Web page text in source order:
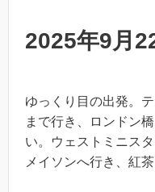
2025年9月
ゆっくり目の出発。
まで行き、ロンドン
い。ウェストミニス
メイソンへ行き、紅